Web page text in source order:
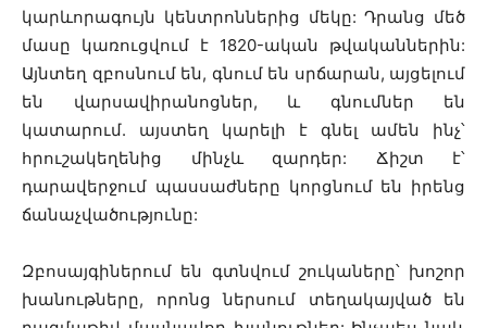
կարևորագույն կենտրոններից մեկը: Դրանց մեծ
մասը կառուցվում է 1820-ական թվականներին:
Այնտեղ զբոսնում են, գնում են սրճարան, այցելում
են վարսավիրանոցներ, և գնումներ են
կատարում. այստեղ կարելի է գնել ամեն ինչ՝
հրուշակեղենից մինչև զարդեր: Ճիշտ է՝
դարավերջում պասսաժները կորցնում են իրենց
ճանաչվածությունը:
Զբոսայգիներում են գտնվում շուկաները՝ խոշոր
խանութները, որոնց ներսում տեղակայված են